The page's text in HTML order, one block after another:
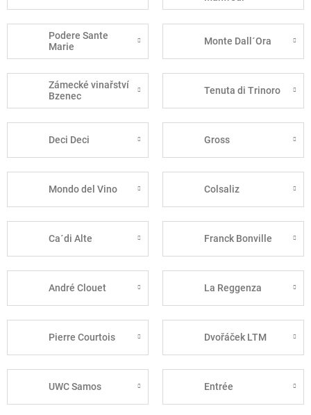
Podere Sante
Marie
Monte Dall´Ora
Zámecké vinařství
Bzenec
Tenuta di Trinoro
Deci Deci Gross
Mondo del Vino Colsaliz
Ca´di Alte Franck Bonville
André Clouet La Reggenza
Pierre Courtois Dvořáček LTM
UWC Samos Entrée